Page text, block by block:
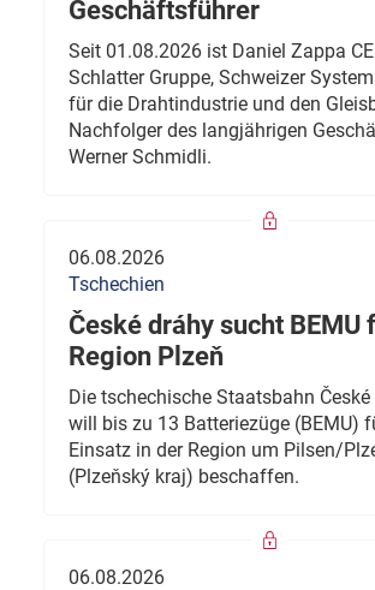
Geschäftsführer
Seit 01.08.2026 ist Daniel Zappa
Schlatter Gruppe, Schweizer
für die Drahtindustrie und den
Nachfolger des langjährigen
Werner Schmidli.
06.08.2026
Tschechien
České dráhy sucht BEMU
Region Plzeň
Die tschechische Staatsbahn České
will bis zu 13 Batteriezüge (BEMU)
Einsatz in der Region um Pilsen/
(Plzeňský kraj) beschaffen.
06.08.2026